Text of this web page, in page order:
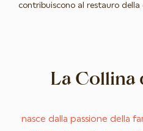
contribuiscono al restauro
La Collina
nasce dalla passione della